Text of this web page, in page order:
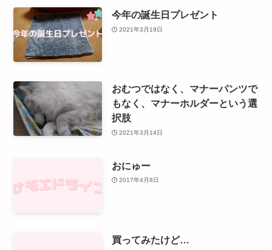
今年の誕生日プレゼント
2021年3月19日
おむつではなく、マナーパンツで
もなく、マナーホルダーという選
択肢
2021年3月14日
おにゅー
2017年4月8日
買ってみたけど…